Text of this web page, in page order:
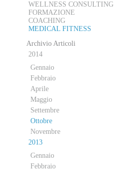
WELLNESS CONSULTING
FORMAZIONE
COACHING
MEDICAL FITNESS
Archivio Articoli
2014
Gennaio
Febbraio
Aprile
Maggio
Settembre
Ottobre
Novembre
2013
Gennaio
Febbraio